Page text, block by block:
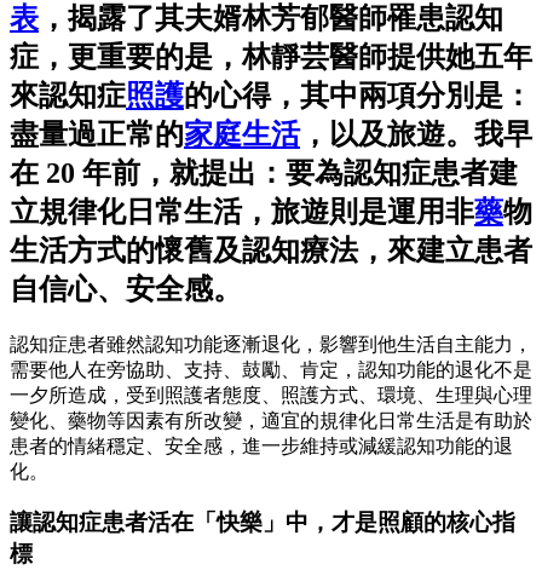
表 ，揭露了其夫婿林芳郁醫師罹患認知
症，更重要的是，林靜芸醫師提供她五年
來認知症照護的心得，其中兩項分別是：
盡量過正常的家庭生活，以及旅遊。我早
在 20 年前，就提出：要為認知症患者建
立規律化日常生活，旅遊則是運用非藥物
生活方式的懷舊及認知療法，來建立患者
自信心、安全感。
認知症患者雖然認知功能逐漸退化，影響到他生活自主能力，
需要他人在旁協助、支持、鼓勵、肯定，認知功能的退化不是
一夕所造成，受到照護者態度、照護方式、環境、生理與心理
變化、藥物等因素有所改變，適宜的規律化日常生活是有助於
患者的情緒穩定、安全感，進一步維持或減緩認知功能的退
化。
讓認知症患者活在「快樂」中，才是照顧的核心指
標